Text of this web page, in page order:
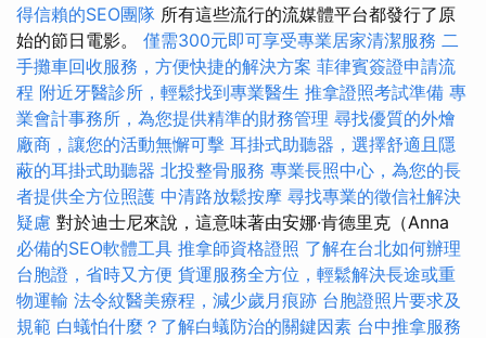
得信賴的SEO團隊 所有這些流行的流媒體平台都發行了原
始的節日電影。 僅需300元即可享受專業居家清潔服務 二
手攤車回收服務，方便快捷的解決方案 菲律賓簽證申請流
程 附近牙醫診所，輕鬆找到專業醫生 推拿證照考試準備 專
業會計事務所，為您提供精準的財務管理 尋找優質的外燴
廠商，讓您的活動無懈可擊 耳掛式助聽器，選擇舒適且隱
蔽的耳掛式助聽器 北投整骨服務 專業長照中心，為您的長
者提供全方位照護 中清路放鬆按摩 尋找專業的徵信社解決
疑慮 對於迪士尼來說，這意味著由安娜·肯德里克（Anna
必備的SEO軟體工具 推拿師資格證照 了解在台北如何辦理
台胞證，省時又方便 貨運服務全方位，輕鬆解決長途或重
物運輸 法令紋醫美療程，減少歲月痕跡 台胞證照片要求及
規範 白蟻怕什麼？了解白蟻防治的關鍵因素 台中推拿服務